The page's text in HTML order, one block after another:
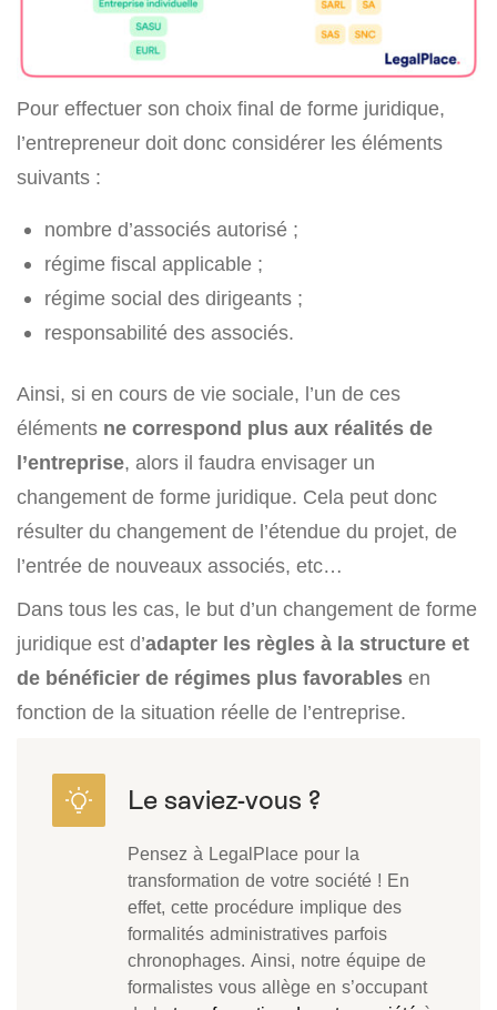
Pour effectuer son choix final de forme juridique,
l’entrepreneur doit donc considérer les éléments
suivants :
nombre d’associés autorisé ;
régime fiscal applicable ;
régime social des dirigeants ;
responsabilité des associés.
Ainsi, si en cours de vie sociale, l’un de ces
éléments ne correspond plus aux réalités de
l’entreprise, alors il faudra envisager un
changement de forme juridique. Cela peut donc
résulter du changement de l’étendue du projet, de
l’entrée de nouveaux associés, etc…
Dans tous les cas, le but d’un changement de forme
juridique est d’adapter les règles à la structure et
de bénéficier de régimes plus favorables en
fonction de la situation réelle de l’entreprise.
Pensez à LegalPlace pour la
transformation de votre société ! En
effet, cette procédure implique des
formalités administratives parfois
chronophages. Ainsi, notre équipe de
formalistes vous allège en s’occupant